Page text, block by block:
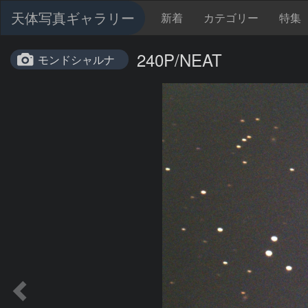
天体写真ギャラリー 新着 カテゴリー 特集
モンドシャルナ 240P/NEAT